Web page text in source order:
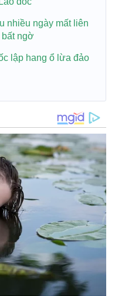
nhiều ngày mất liên
bất ngờ
lập hang ổ lừa đảo